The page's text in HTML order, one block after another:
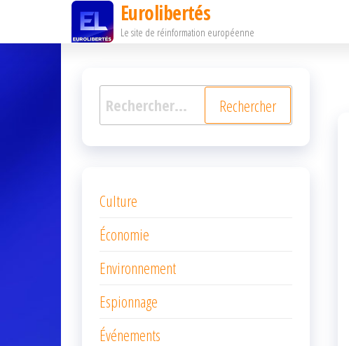
ce
Eurolibertés
Le site de réinformation européenne
Rechercher :
Culture
Économie
Environnement
Espionnage
Événements